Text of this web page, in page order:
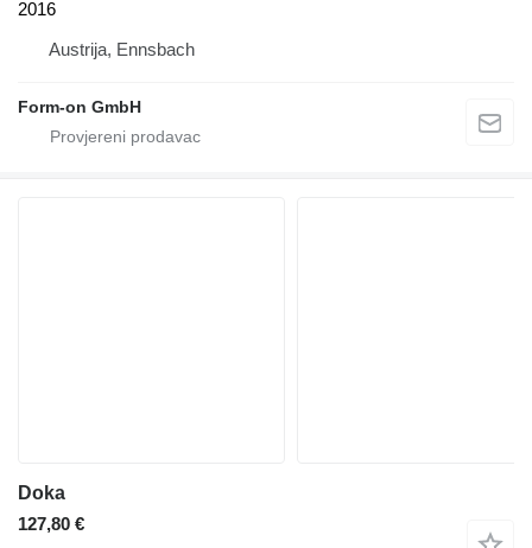
2016
Austrija, Ennsbach
Form-on GmbH
Doka
127,80 €